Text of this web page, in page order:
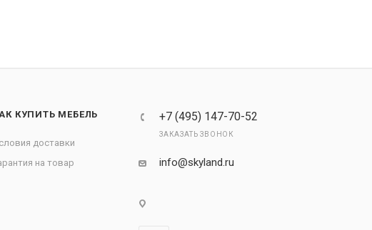
КУПИТЬ МЕБЕЛЬ
доставки
на товар
+7 (495) 147-70-52
ЗАКАЗАТЬ ЗВОНОК
info@skyland.ru